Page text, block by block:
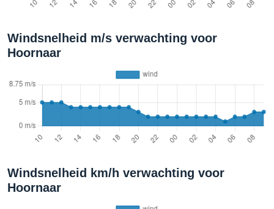
Windsnelheid m/s verwachting voor
Hoornaar
Windsnelheid km/h verwachting voor
Hoornaar